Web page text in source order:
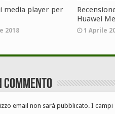
media player per
2018
Huawei
1 Aprile
commento
email non sarà pubblicato. I campi